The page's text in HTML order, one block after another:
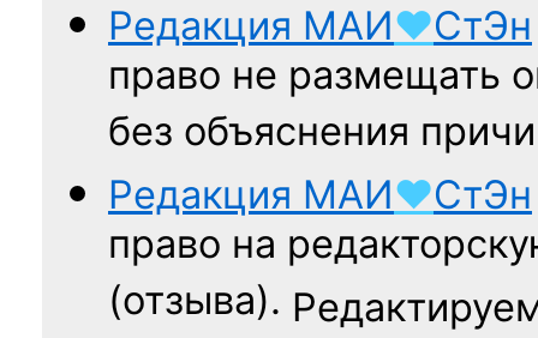
Редакция МАИ♥СтЭн
право не размещать
без объяснения
Редакция МАИ♥СтЭн
право на
(отзыва).